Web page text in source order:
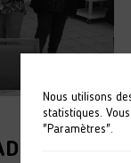
ANAIS de
Nous utilisons
statistiques.
"Paramètres".